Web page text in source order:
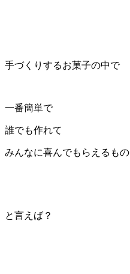
手づくりするお菓子の中で
一番簡単で
誰でも作れて
みんなに喜んでもらえるもの
と言えば？